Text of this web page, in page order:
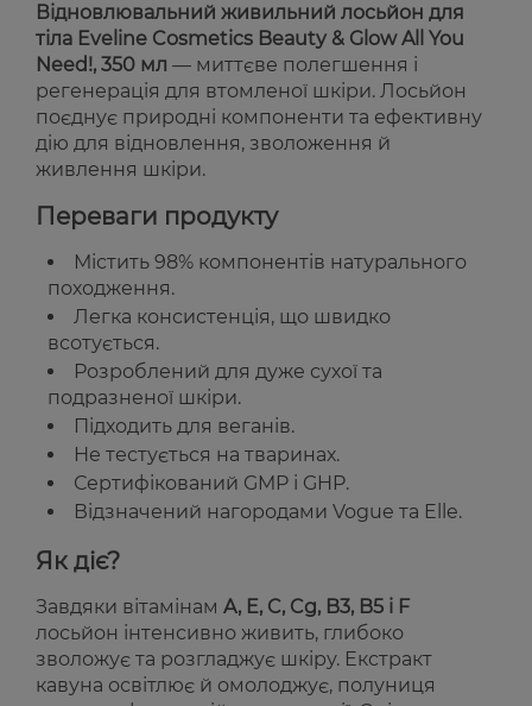
Відновлювальний живильний лосьйон для
тіла Eveline Cosmetics Beauty & Glow All You
Need!, 350 мл — миттєве полегшення і
регенерація для втомленої шкіри. Лосьйон
поєднує природні компоненти та ефективну
дію для відновлення, зволоження й
живлення шкіри.
Переваги продукту
Містить 98% компонентів натурального
походження.
Легка консистенція, що швидко
всотується.
Розроблений для дуже сухої та
подразненої шкіри.
Підходить для веганів.
Не тестується на тваринах.
Сертифікований GMP і GHP.
Відзначений нагородами Vogue та Elle.
Як діє?
Завдяки вітамінам A, E, C, Cg, B3, B5 і F
лосьйон інтенсивно живить, глибоко
зволожує та розгладжує шкіру. Екстракт
кавуна освітлює й омолоджує, полуниця